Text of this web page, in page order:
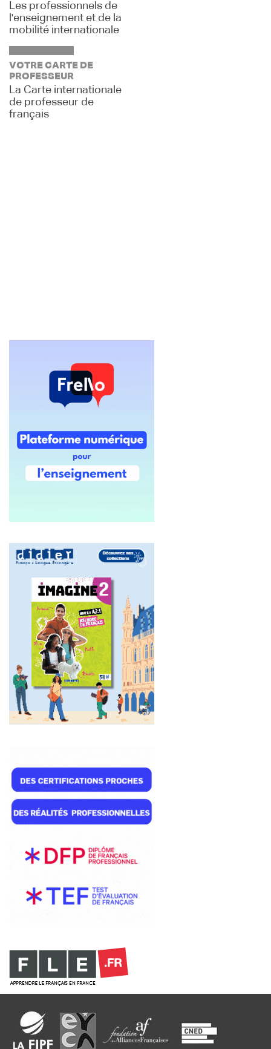
Les professionnels de
l'enseignement et de la
mobilité internationale
VOTRE CARTE DE
PROFESSEUR
La Carte internationale
de professeur de
français